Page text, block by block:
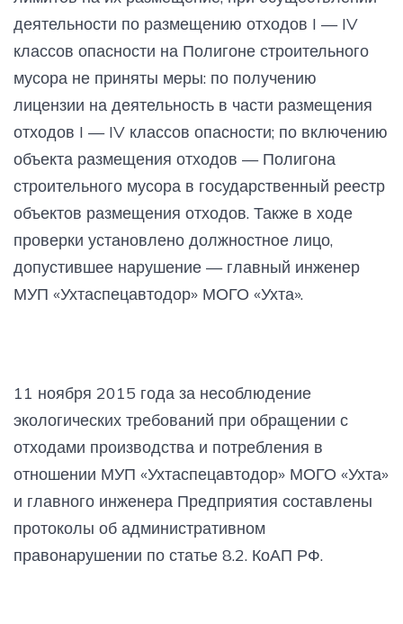
деятельности по размещению отходов I — IV
классов опасности на Полигоне строительного
мусора не приняты меры: по получению
лицензии на деятельность в части размещения
отходов I — IV классов опасности; по включению
объекта размещения отходов — Полигона
строительного мусора в государственный реестр
объектов размещения отходов. Также в ходе
проверки установлено должностное лицо,
допустившее нарушение — главный инженер
МУП «Ухтаспецавтодор» МОГО «Ухта».
11 ноября 2015 года за несоблюдение
экологических требований при обращении с
отходами производства и потребления в
отношении МУП «Ухтаспецавтодор» МОГО «Ухта»
и главного инженера Предприятия составлены
протоколы об административном
правонарушении по статье 8.2. КоАП РФ.